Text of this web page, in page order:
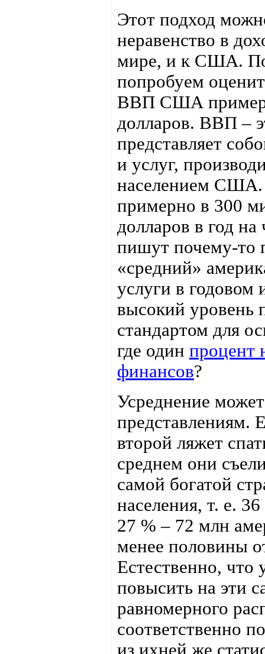
Этот подход
неравенство в
мире, и к США.
попробуем
ВВП США
долларов. ВВП –
представляет
и услуг,
населением США.
примерно в 300
долларов в год
пишут почему-то
«средний»
услуги в годовом
высокий уровень
стандартом для
где один процент
финансов?
Усреднение
представлениям.
второй ляжет
среднем они
самой богатой
населения, т. е.
27 % – 72 млн
менее половины
Естественно,
повысить на эти
равномерного
соответственно
из ихней же